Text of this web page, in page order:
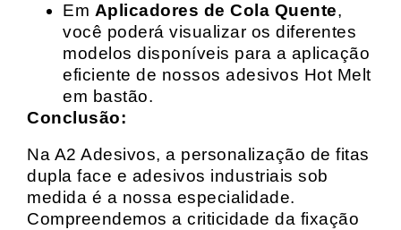
Em Aplicadores de Cola Quente,
você poderá visualizar os diferentes
modelos disponíveis para a aplicação
eficiente de nossos adesivos Hot Melt
em bastão.
Conclusão:
Na A2 Adesivos, a personalização de fitas
dupla face e adesivos industriais sob
medida é a nossa especialidade.
Compreendemos a criticidade da fixação